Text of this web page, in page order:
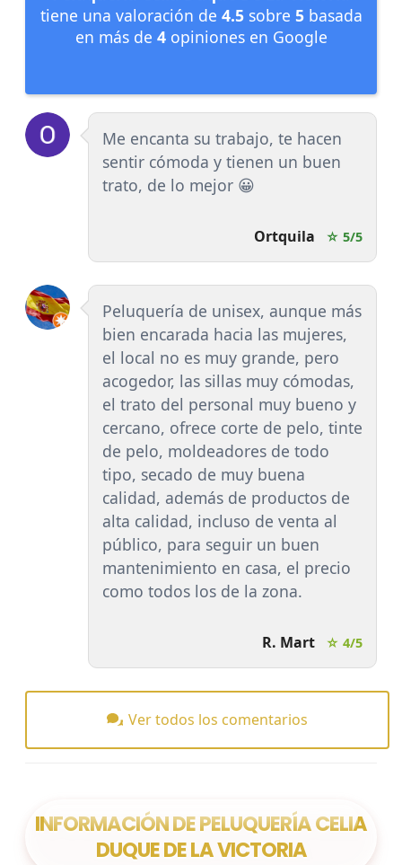
tiene una valoración de 4.5sobre 5basada
en más de 4opiniones en Google
Me encanta su trabajo, te hacen
sentir cómoda y tienen un buen
trato, de lo mejor 😀
Ortquila ☆ 5/5
Peluquería de unisex, aunque más
bien encarada hacia las mujeres,
el local no es muy grande, pero
acogedor, las sillas muy cómodas,
el trato del personal muy bueno y
cercano, ofrece corte de pelo, tinte
de pelo, moldeadores de todo
tipo, secado de muy buena
calidad, además de productos de
alta calidad, incluso de venta al
público, para seguir un buen
mantenimiento en casa, el precio
como todos los de la zona.
R. Mart ☆ 4/5
Ver todos los comentarios
INFORMACIÓN DE PELUQUERÍA CELIA
DUQUE DE LA VICTORIA